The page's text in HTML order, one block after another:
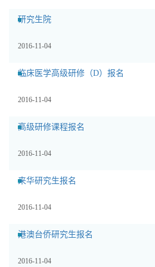
研究生院
2016-11-04
临床医学高级研修（D）报名
2016-11-04
高级研修课程报名
2016-11-04
来华研究生报名
2016-11-04
港澳台侨研究生报名
2016-11-04